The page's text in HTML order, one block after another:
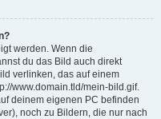
werden. Wenn die
du das Bild auch direkt
verlinken, das auf einem
www.domain.tld/mein-bild.gif.
deinem eigenen PC befinden
noch zu Bildern, die nur nach